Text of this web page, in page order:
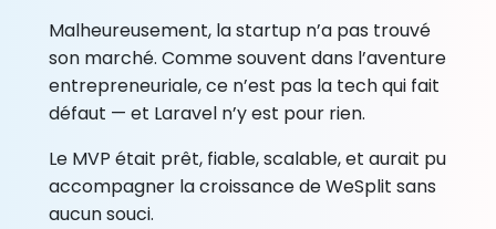
Malheureusement, la startup n’a pas trouvé
son marché. Comme souvent dans l’aventure
entrepreneuriale, ce n’est pas la tech qui fait
défaut — et Laravel n’y est pour rien.
Le MVP était prêt, fiable, scalable, et aurait pu
accompagner la croissance de WeSplit sans
aucun souci.